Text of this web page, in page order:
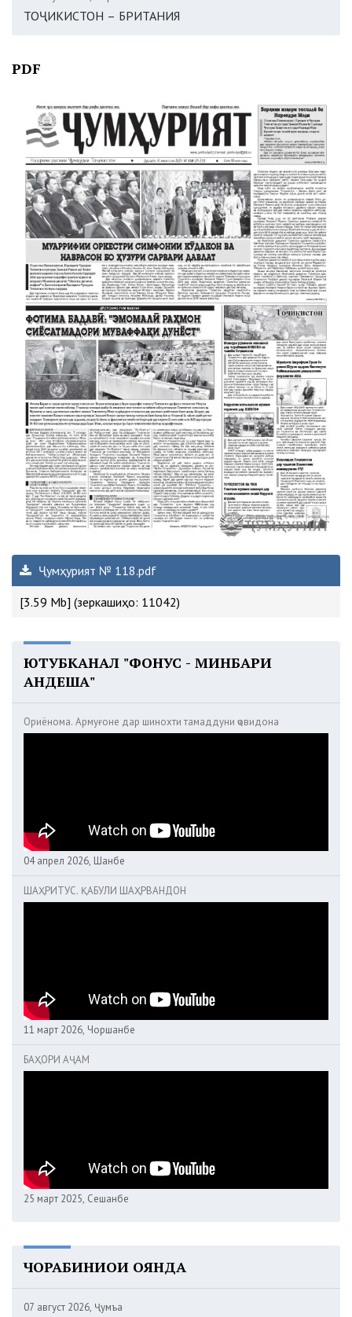
ТОҶИКИСТОН – БРИТАНИЯ
PDF
Ҷумҳурият № 118.pdf
[3.59 Mb] (зеркашиҳо: 11042)
ЮТУБКАНАЛ "ФОНУС - МИНБАРИ
АНДЕША"
Ориёнома. Армуғоне дар шинохти тамаддуни ҷовидона
04 апрел 2026, Шанбе
ШАҲРИТУС. ҚАБУЛИ ШАҲРВАНДОН
11 март 2026, Чоршанбе
БАҲОРИ АҶАМ
25 март 2025, Сешанбе
ЧОРАБИНИҲОИ ОЯНДА
07 август 2026, Ҷумъа